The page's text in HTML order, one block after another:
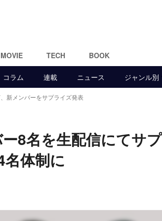
MOVIE TECH BOOK
コラム 連載 ニュース ジャンル別
新メンバーをサプライズ発表
8名を生配信にてサ
体制に